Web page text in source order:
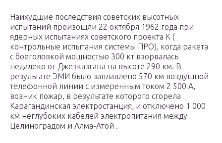
Наихудшие последствия советских высотных
испытаний произошли 22 октября 1962 года при
ядерных испытаниях советского проекта К (
контрольные испытания системы ПРО), когда ракета
с боеголовкой мощностью 300 кт взорвалась
недалеко от Джезказгана на высоте 290 км. В
результате ЭМИ было заплавлено 570 км воздушной
телефонной линии с измеренным током 2 500 А,
возник пожар, в результате которого сгорела
Карагандинская электростанция, и отключено 1 000
км неглубоких кабелей электропитания между
Целиноградом и Алма-Атой .